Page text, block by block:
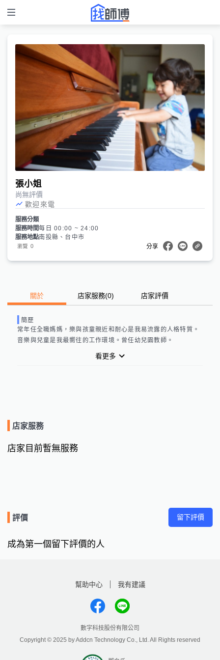
張小姐
尚無評價
歡迎來電
服務分類
服務時間每日 00:00 ~ 24:00
服務地點南投縣、台中市
瀏覽 0 分享
關於 店家服務(0) 店家評價
簡歷
常年任全職媽媽，樂與孩童親近和耐心是我易流露的人格特質。
音樂與兒童是我最嚮往的工作環境。曾任幼兒園教師。
看更多
店家服務
店家目前暫無服務
評價 留下評價
成為第一個留下評價的人
幫助中心 我有建議
數字科技股份有限公司
Copyright © 2025 by Addcn Technology Co., Ltd. All Rights reserved